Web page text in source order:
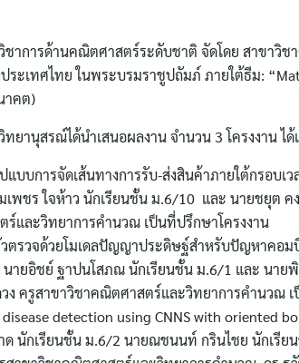
วิชาการด้านคณิตศาสตร์ระดับชาติ จัดโดย สาขา
ะเทศไทย ในพระบรมราชูปถัมภ์ ภายใต้ธีม:
าคต)
ทยานุสรณ์ได้นำเสนอผลงาน จำนวน 3 โครงงาน ได้
แบบการจัดเส้นทางการรับ-ส่งสินค้าภายใต้กรอ
พชร ใจห้าว นักเรียนชั้น ม.6/10 และ นายชยุต
และวิทยาการคำนวณ เป็นที่ปรึกษาโครงงาน
วตรวจด้วยโมเดลปัญญาประดิษฐ์สําหรับปัญหาคอ
ายอิชย์ ฐาปนโสภณ นักเรียนชั้น ม.6/1 และ นาย
ง ครูสาขาวิชาคณิตศาสตร์และวิทยาการคำนวณ
disease detection using CNNS with oriented
นักเรียนชั้น ม.6/2 นายณชนนท์ กรินไชย นักเรี